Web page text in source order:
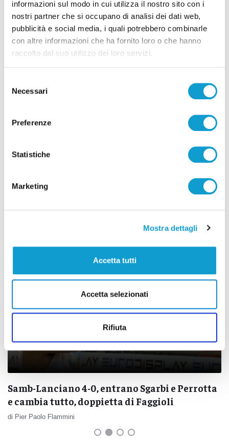
informazioni sul modo in cui utilizza il nostro sito con i
nostri partner che si occupano di analisi dei dati web,
pubblicità e social media, i quali potrebbero combinarle
con altre informazioni che ha fornito loro o che hanno
raccolto dal suo utilizzo dei loro servizi.
delNecessari
Preferenze
Statistiche
Marketing
Mostra dettagli
Accetta tutti
Accetta selezionati
Rifiuta
Bernardino Passeri: “Ascoli, sei la mia sfida”
Successivo
Correlati
Samb-Lanciano 4-0, entrano Sgarbi e Perrotta
e cambia tutto, doppietta di Faggioli
di Pier Paolo Flammini